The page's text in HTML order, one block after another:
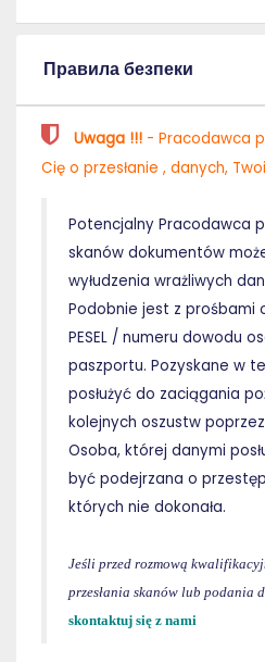
Правила безпеки
Uwaga !!! - Pracodawca
Cię o przesłanie , danych,
Potencjalny Pracodawca
skanów dokumentów
wyłudzenia wrażliwych
Podobnie jest z prośbami
PESEL / numeru dowodu
paszportu. Pozyskane w
posłużyć do zaciągania
kolejnych oszustw
Osoba, której danymi
być podejrzana o
których nie dokonała.
Jeśli przed rozmową
przesłania skanów lub podania
skontaktuj się z nami